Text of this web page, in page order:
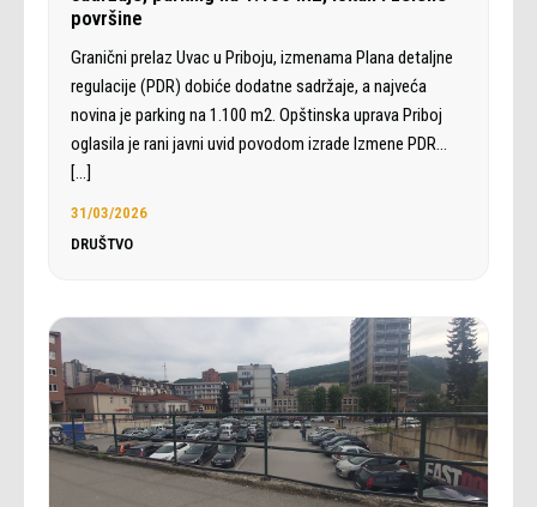
površine
Granični prelaz Uvac u Priboju, izmenama Plana detaljne
regulacije (PDR) dobiće dodatne sadržaje, a najveća
novina je parking na 1.100 m2. Opštinska uprava Priboj
oglasila je rani javni uvid povodom izrade Izmene PDR…
[…]
31/03/2026
DRUŠTVO